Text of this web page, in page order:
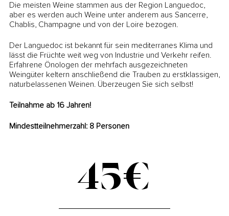
Die meisten Weine stammen aus der Region Languedoc,
aber es werden auch Weine unter anderem aus Sancerre,
Chablis, Champagne und von der Loire bezogen.
Der Languedoc ist bekannt für sein mediterranes Klima und
lässt die Früchte weit weg von Industrie und Verkehr reifen.
Erfahrene Önologen der mehrfach ausgezeichneten
Weingüter keltern anschließend die Trauben zu erstklassigen,
naturbelassenen Weinen. Überzeugen Sie sich selbst!
Teilnahme ab 16 Jahren!
Mindestteilnehmerzahl: 8 Personen
45€